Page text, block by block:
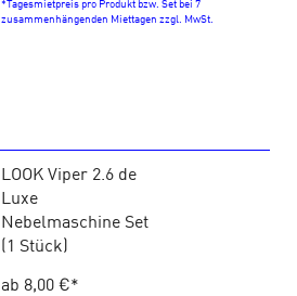
*Tagesmietpreis pro Produkt bzw. Set bei 7
zusammenhängenden Miettagen zzgl. MwSt.
LOOK Viper 2.6 de
Luxe
Nebelmaschine Set
(1 Stück)
ab 8,00 €*